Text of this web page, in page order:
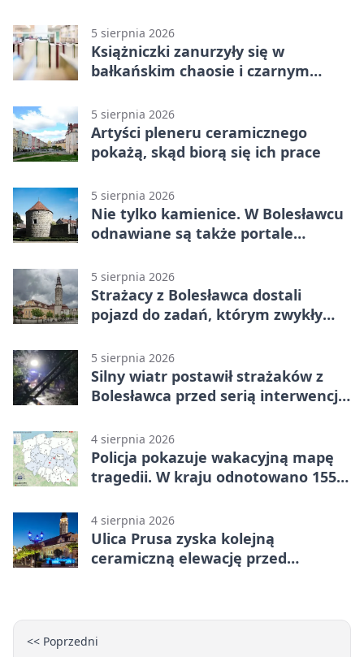
5 sierpnia 2026
Książniczki zanurzyły się w
bałkańskim chaosie i czarnym
5 sierpnia 2026
Artyści pleneru ceramicznego
pokażą, skąd biorą się ich prace
5 sierpnia 2026
Nie tylko kamienice. W Bolesławcu
odnawiane są także portale
5 sierpnia 2026
Strażacy z Bolesławca dostali
pojazd do zadań, którym zwykły
5 sierpnia 2026
Silny wiatr postawił strażaków z
Bolesławca przed serią interwencji -
4 sierpnia 2026
Policja pokazuje wakacyjną mapę
tragedii. W kraju odnotowano 155
4 sierpnia 2026
Ulica Prusa zyska kolejną
ceramiczną elewację przed
<< Poprzedni